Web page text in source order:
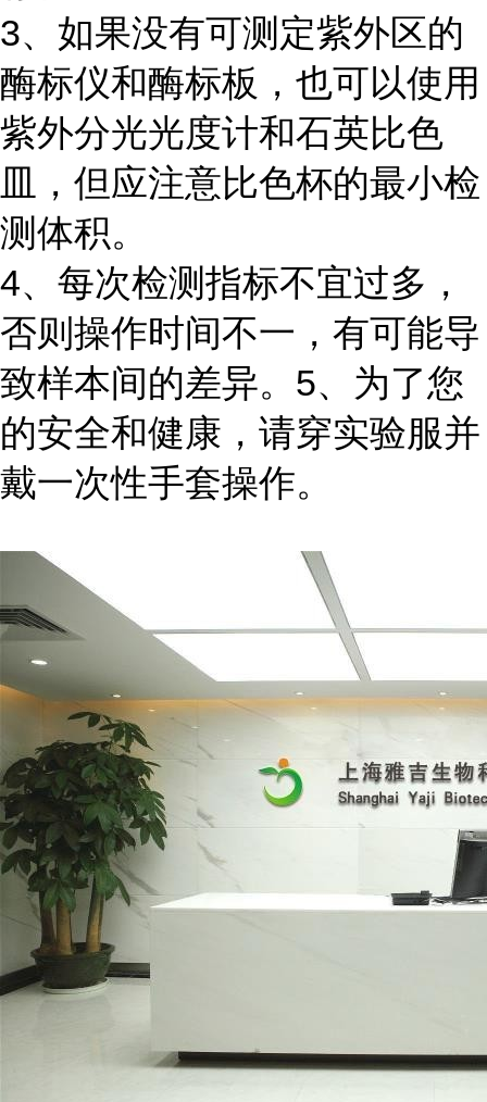
3、如果没有可测定紫外区的
酶标仪和酶标板，也可以使用
紫外分光光度计和石英比色
皿，但应注意比色杯的最小检
测体积。
4、每次检测指标不宜过多，
否则操作时间不一，有可能导
致样本间的差异。5、为了您
的安全和健康，请穿实验服并
戴一次性手套操作。